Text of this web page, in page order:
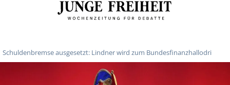
Schuldenbremse ausgesetzt: Lindner wird zum Bundesfinanzhallodri